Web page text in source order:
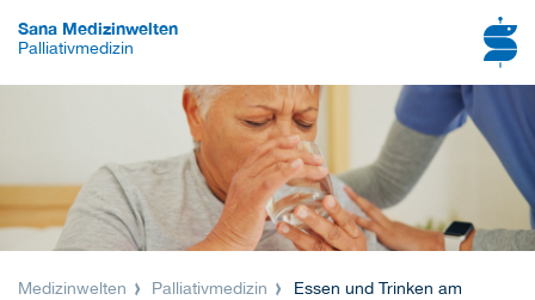
Sana Medizinwelten
Palliativmedizin
Medizinwelten Palliativmedizin
Essen und Trinken am